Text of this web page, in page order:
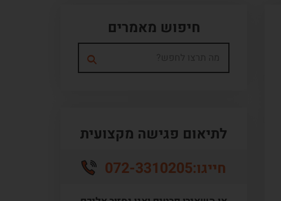
חיפוש מאמרים
לתיאום פגישה מקצועית
חייגו:072-3310205